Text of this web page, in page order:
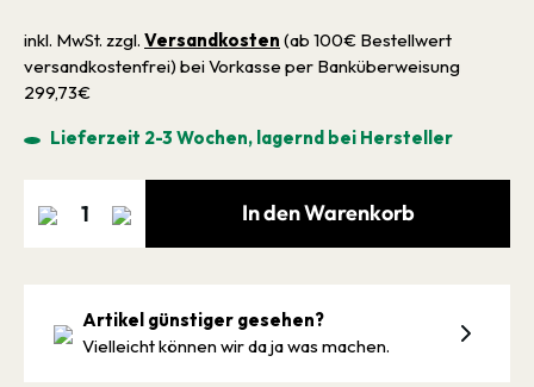
inkl. MwSt. zzgl. Versandkosten (ab 100€ Bestellwert
versandkostenfrei) bei Vorkasse per Banküberweisung
299,73€
Lieferzeit 2-3 Wochen, lagernd bei Hersteller
In den Warenkorb
Artikel günstiger gesehen?
Vielleicht können wir da ja was machen.